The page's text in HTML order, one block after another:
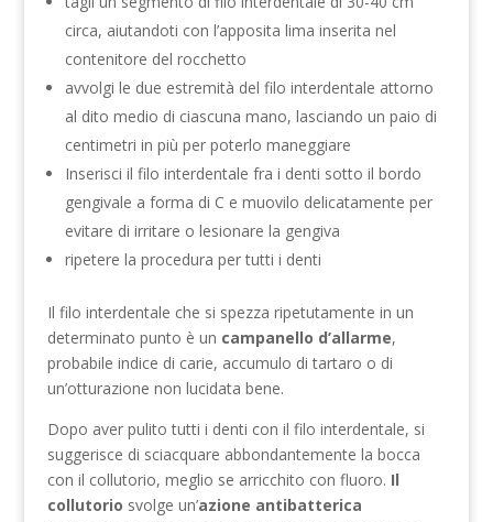
circa, aiutandoti con l’apposita lima inserita nel
contenitore del rocchetto
avvolgi le due estremità del filo interdentale attorno
al dito medio di ciascuna mano, lasciando un paio di
centimetri in più per poterlo maneggiare
Inserisci il filo interdentale fra i denti sotto il bordo
gengivale a forma di C e muovilo delicatamente per
evitare di irritare o lesionare la gengiva
ripetere la procedura per tutti i denti
Il filo interdentale che si spezza ripetutamente in un
determinato punto è un campanello d’allarme,
probabile indice di carie, accumulo di tartaro o di
un’otturazione non lucidata bene.
Dopo aver pulito tutti i denti con il filo interdentale, si
suggerisce di sciacquare abbondantemente la bocca
con il collutorio, meglio se arricchito con fluoro. Il
collutorio svolge un’azione antibatterica